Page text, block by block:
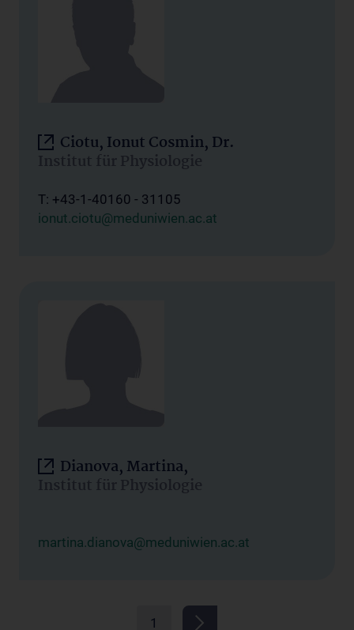
Ciotu, Ionut Cosmin, Dr.
Institut für Physiologie
T: +43-1-40160 - 31105
ionut.ciotu@meduniwien.ac.at
Dianova, Martina,
Institut für Physiologie
martina.dianova@meduniwien.ac.at
1